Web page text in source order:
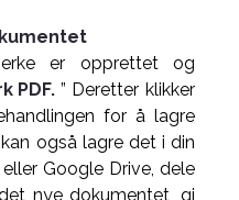
er opprettet og
PDF. ” Deretter klikker
for å lagre
også lagre det i din
Google Drive, dele
nye dokumentet, gi